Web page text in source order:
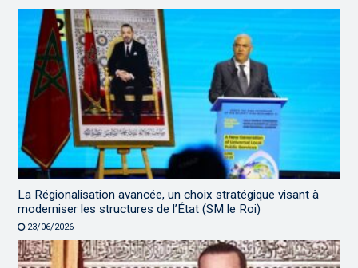
La Régionalisation avancée, un choix stratégique visant à
moderniser les structures de l’État (SM le Roi)
23/06/2026